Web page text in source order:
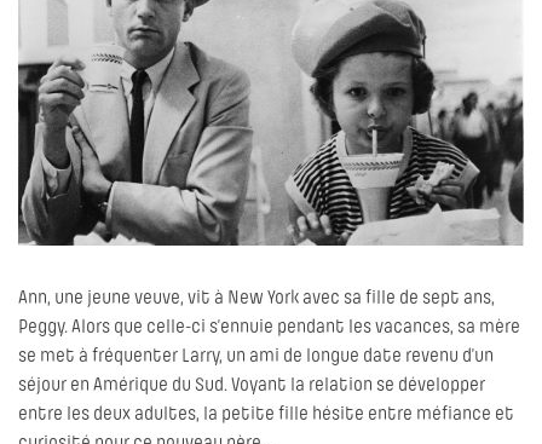
Ann, une jeune veuve, vit à New York avec sa fille de sept ans,
Peggy. Alors que celle-ci s’ennuie pendant les vacances, sa mère
se met à fréquenter Larry, un ami de longue date revenu d’un
séjour en Amérique du Sud. Voyant la relation se développer
entre les deux adultes, la petite fille hésite entre méfiance et